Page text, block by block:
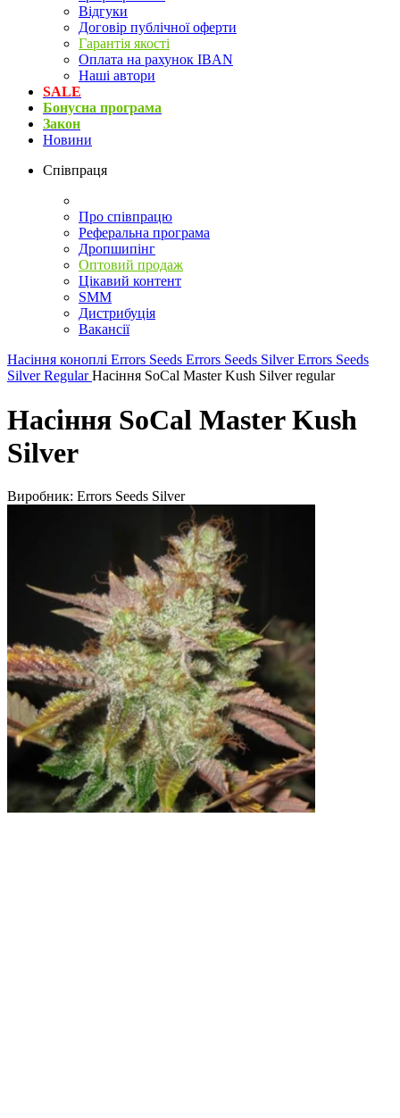
Відгуки
Договір публічної оферти
Гарантія якості
Оплата на рахунок IBAN
Наші автори
SALE
Бонусна програма
Закон
Новини
Співпраця
Про співпрацю
Реферальна програма
Дропшипінг
Оптовий продаж
Цікавий контент
SMM
Дистрибуція
Вакансії
Насіння коноплі Errors Seeds Errors Seeds SilverErrors Seeds
Silver RegularНасіння SoCal Master Kush Silver regular
Насіння SoCal Master Kush
Silver
Виробник: Errors Seeds Silver